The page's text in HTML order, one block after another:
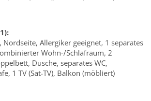
Nordseite, Allergiker geeignet, 1 separates
Wohn-/Schlafraum, 2
Dusche, separates WC,
1 TV (Sat-TV), Balkon (möbliert)